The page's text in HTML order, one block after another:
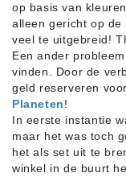
op basis van
alleen gericht op de
veel te uitgebreid!
Een ander
vinden. Door de
geld reserveren
Planeten!
In eerste instantie
maar het was toch
het als set uit te
winkel in de buurt